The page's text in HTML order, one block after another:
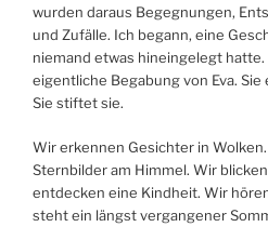
wurden daraus Begegnungen,
und Zufälle. Ich begann, eine
niemand etwas hineingelegt
eigentliche Begabung von Eva.
Sie stiftet sie.
Wir erkennen Gesichter in
Sternbilder am Himmel. Wir
entdecken eine Kindheit. Wir
steht ein längst vergangener